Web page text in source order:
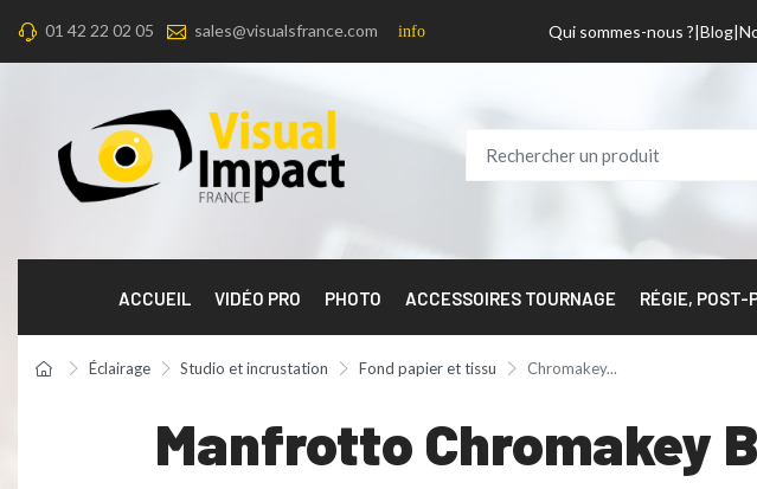
01 42 22 02 05 sales@visualsfrance.com info Qui sommes-nous ? Blog
ACCUEIL VIDÉO PRO PHOTO ACCESSOIRES TOURNAGE RÉGIE, POST-
Éclairage Studio et incrustation Fond papier et tissu Chromakey...
Manfrotto Chromakey